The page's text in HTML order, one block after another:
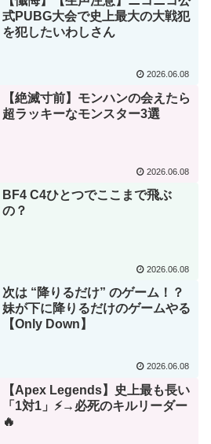
式PUBG大会で史上最大の大戦犯
を犯したいわしさん
2026.06.08
【絶滅寸前】モンハンの会えたら
超ラッキーなモンスター3選
2026.06.08
BF4 C4ひとつでここまで飛ぶ
の？
2026.06.08
次は “降りるだけ” のゲーム！？
妹が下に降りるだけのゲームやる
【Only Down】
2026.06.08
【Apex Legends】史上最も長い
「1対1」⚡️→必死のキルリーダー
🔥